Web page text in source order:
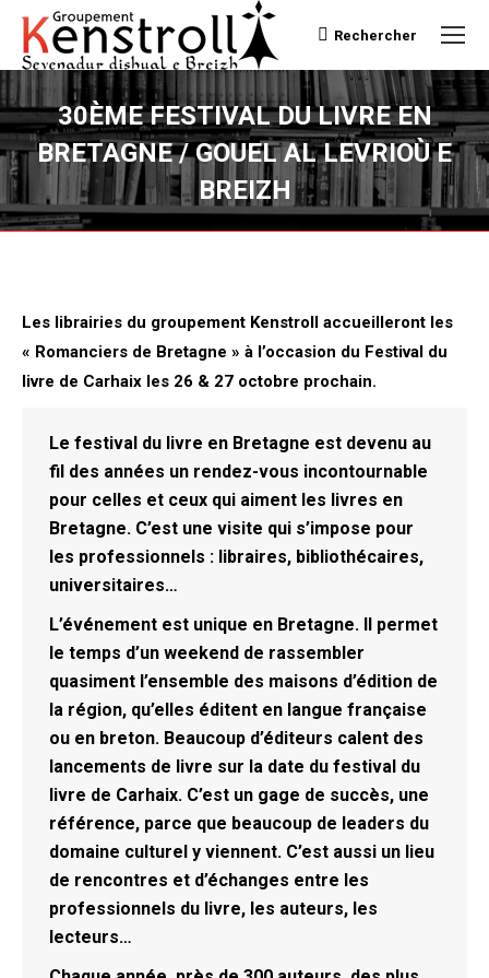
Recherche
Rechercher
30ÈME FESTIVAL DU LIVRE EN
BRETAGNE / GOUEL AL LEVRIOÙ E
BREIZH
Les librairies du groupement Kenstroll accueilleront les
« Romanciers de Bretagne » à l’occasion du Festival du
livre de Carhaix les 26 & 27 octobre prochain.
Le festival du livre en Bretagne est devenu au
fil des années un rendez-vous incontournable
pour celles et ceux qui aiment les livres en
Bretagne. C’est une visite qui s’impose pour
les professionnels : libraires, bibliothécaires,
universitaires…
L’événement est unique en Bretagne. Il permet
le temps d’un weekend de rassembler
quasiment l’ensemble des maisons d’édition de
la région, qu’elles éditent en langue française
ou en breton. Beaucoup d’éditeurs calent des
lancements de livre sur la date du festival du
livre de Carhaix. C’est un gage de succès, une
référence, parce que beaucoup de leaders du
domaine culturel y viennent. C’est aussi un lieu
de rencontres et d’échanges entre les
professionnels du livre, les auteurs, les
lecteurs…